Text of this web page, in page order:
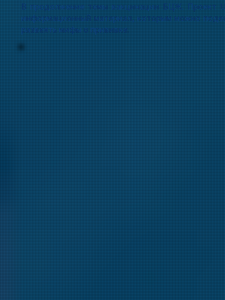
В продолжение темы вакцинации БЦЖ. Проект
информационный материал, которым можно
развеять мифы о прививке.